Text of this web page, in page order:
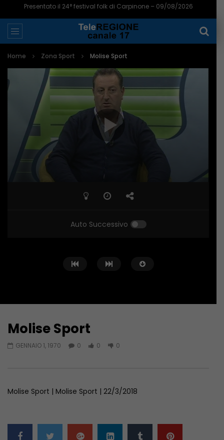
Presentato il 24° festival folk di Carpinone – 09/08/2026
Home Zona Sport Molise Sport
Auto Successivo
Molise Sport
GENNAIO 1, 1970 0 0 0
Molise Sport | Molise Sport | 22/3/2018